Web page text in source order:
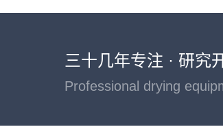
三十几年专注 · 研究
Professional drying